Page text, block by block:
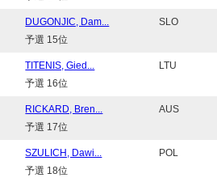
DUGONJIC, Dam...
予選 15位
SLO
TITENIS, Gied...
予選 16位
LTU
RICKARD, Bren...
予選 17位
AUS
SZULICH, Dawi...
予選 18位
POL